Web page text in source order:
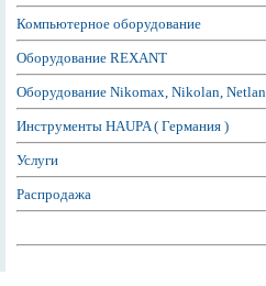
Компьютерное оборудование
Оборудование REXANT
Оборудование Nikomax, Nikolan, Netlan
Инструменты HAUPA ( Германия )
Услуги
Распродажа